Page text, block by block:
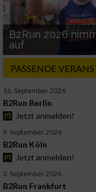
B2Run 2026
auf
PASSENDE
16. September 2026
B2Run Berlin
Jetzt anmelden!
9. September 2026
B2Run Köln
Jetzt anmelden!
3. September 2026
B2Run Frankfurt